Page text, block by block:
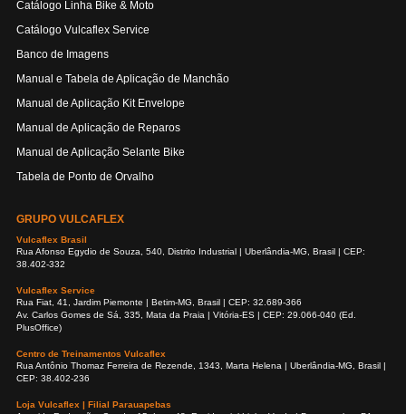
Catálogo Linha Bike & Moto
Catálogo Vulcaflex Service
Banco de Imagens
Manual e Tabela de Aplicação de Manchão
Manual de Aplicação Kit Envelope
Manual de Aplicação de Reparos
Manual de Aplicação Selante Bike
Tabela de Ponto de Orvalho
GRUPO VULCAFLEX
Vulcaflex Brasil
Rua Afonso Egydio de Souza, 540, Distrito Industrial | Uberlândia-MG, Brasil | CEP:
38.402-332
Vulcaflex Service
Rua Fiat, 41, Jardim Piemonte | Betim-MG, Brasil | CEP: 32.689-366
Av. Carlos Gomes de Sá, 335, Mata da Praia | Vitória-ES | CEP: 29.066-040 (Ed.
PlusOffice)
Centro de Treinamentos Vulcaflex
Rua Antônio Thomaz Ferreira de Rezende, 1343, Marta Helena | Uberlândia-MG, Brasil |
CEP: 38.402-236
Loja Vulcaflex | Filial Parauapebas